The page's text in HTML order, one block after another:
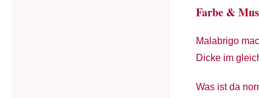
Farbe &
Malabrigo
Dicke im
Was ist da